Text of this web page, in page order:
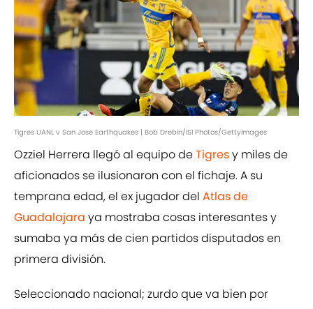
Tigres UANL v San Jose Earthquakes | Bob Drebin/ISI Photos/GettyImages
Ozziel Herrera llegó al equipo deTigresy miles de
aficionados se ilusionaron con el fichaje. A su
temprana edad, el ex jugador del Atlas de
Guadalajara ya mostraba cosas interesantes y
sumaba ya más de cien partidos disputados en
primera división.
Seleccionado nacional; zurdo que va bien por